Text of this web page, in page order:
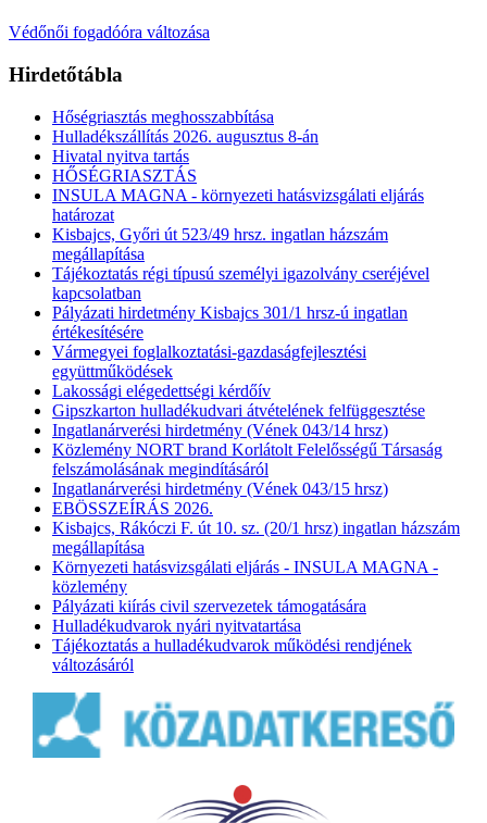
Védőnői fogadóóra változása
Hirdetőtábla
Hőségriasztás meghosszabbítása
Hulladékszállítás 2026. augusztus 8-án
Hivatal nyitva tartás
HŐSÉGRIASZTÁS
INSULA MAGNA - környezeti hatásvizsgálati eljárás
határozat
Kisbajcs, Győri út 523/49 hrsz. ingatlan házszám
megállapítása
Tájékoztatás régi típusú személyi igazolvány cseréjével
kapcsolatban
Pályázati hirdetmény Kisbajcs 301/1 hrsz-ú ingatlan
értékesítésére
Vármegyei foglalkoztatási-gazdaságfejlesztési
együttműködések
Lakossági elégedettségi kérdőív
Gipszkarton hulladékudvari átvételének felfüggesztése
Ingatlanárverési hirdetmény (Vének 043/14 hrsz)
Közlemény NORT brand Korlátolt Felelősségű Társaság
felszámolásának megindításáról
Ingatlanárverési hirdetmény (Vének 043/15 hrsz)
EBÖSSZEÍRÁS 2026.
Kisbajcs, Rákóczi F. út 10. sz. (20/1 hrsz) ingatlan házszám
megállapítása
Környezeti hatásvizsgálati eljárás - INSULA MAGNA -
közlemény
Pályázati kiírás civil szervezetek támogatására
Hulladékudvarok nyári nyitvatartása
Tájékoztatás a hulladékudvarok működési rendjének
változásáról